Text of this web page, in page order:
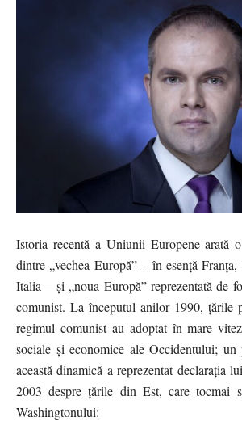
Istoria recentă a Uniunii Europene arată
dintre „vechea Europă” – în esență
Italia – și „noua Europă” reprezentată de
comunist. La începutul anilor 1990, țările
regimul comunist au adoptat în mare
sociale și economice ale Occidentului;
această dinamică a reprezentat declarația
2003 despre țările din Est, care tocmai
Washingtonului: